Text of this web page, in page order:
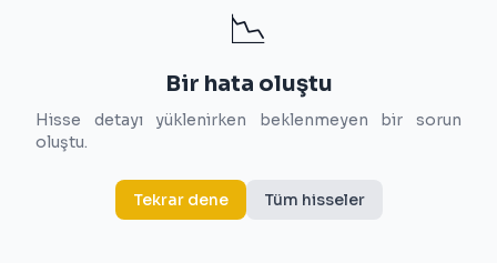
📉
Bir hata oluştu
Hisse detayı yüklenirken beklenmeyen bir sorun
oluştu.
Tekrar dene Tüm hisseler